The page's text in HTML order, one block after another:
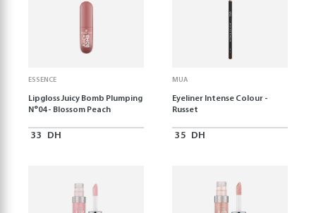
ESSENCE
Lipgloss Juicy Bomb Plumping
N°04 - Blossom Peach
33 DH
MUA
Eyeliner Intense Colour -
Russet
35 DH